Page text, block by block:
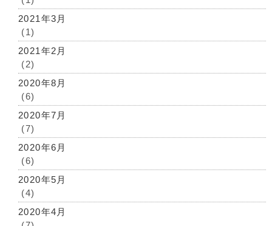
2021年3月
(1)
2021年2月
(2)
2020年8月
(6)
2020年7月
(7)
2020年6月
(6)
2020年5月
(4)
2020年4月